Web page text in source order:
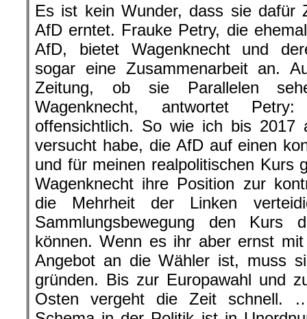
Es ist kein Wunder, dass sie dafür
AfD erntet. Frauke Petry, die
AfD, bietet Wagenknecht und
sogar eine Zusammenarbeit an.
Zeitung, ob sie Parallelen
Wagenknecht, antwortet
offensichtlich. So wie ich bis 2017
versucht habe, die AfD auf einen
und für meinen realpolitischen Kurs
Wagenknecht ihre Position zur
die Mehrheit der Linken
Sammlungsbewegung den Kurs
können. Wenn es ihr aber ernst
Angebot an die Wähler ist, muss
gründen. Bis zur Europawahl und
Osten vergeht die Zeit schnell.